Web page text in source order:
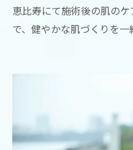
恵比寿にて施術後の肌の
で、健やかな肌づくりを一